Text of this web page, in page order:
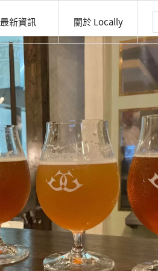
最新資訊 關於 Locally